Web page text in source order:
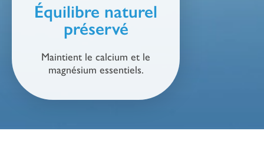
Équilibre naturel
préservé
Maintient le calcium et le
magnésium essentiels.